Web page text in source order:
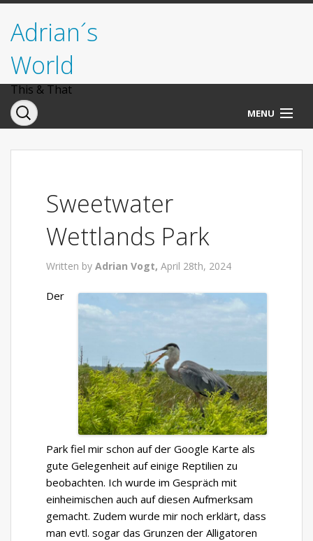
Adrian´s
World
This & That
MENU
Norwegen
Sweetwater
Wettlands Park
Written by Adrian Vogt, April 28th, 2024
Der
Park fiel mir schon auf der Google Karte als
gute Gelegenheit auf einige Reptilien zu
beobachten. Ich wurde im Gespräch mit
einheimischen auch auf diesen Aufmerksam
gemacht. Zudem wurde mir noch erklärt, dass
man evtl. sogar das Grunzen der Alligatoren